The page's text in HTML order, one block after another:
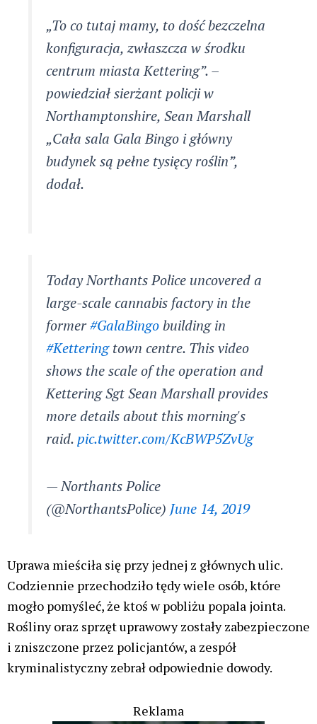
„To co tutaj mamy, to dość bezczelna
konfiguracja, zwłaszcza w środku
centrum miasta Kettering”. –
powiedział sierżant policji w
Northamptonshire, Sean Marshall
„Cała sala Gala Bingo i główny
budynek są pełne tysięcy roślin”,
dodał.
Today Northants Police uncovered a
large-scale cannabis factory in the
former#GalaBingobuilding in
#Ketteringtown centre. This video
shows the scale of the operation and
Kettering Sgt Sean Marshall provides
more details about this morning's
raid. pic.twitter.com/KcBWP5ZvUg
— Northants Police
(@NorthantsPolice) June 14, 2019
Uprawa mieściła się przy jednej z głównych ulic.
Codziennie przechodziło tędy wiele osób, które
mogło pomyśleć, że ktoś w pobliżu popala jointa.
Rośliny oraz sprzęt uprawowy zostały zabezpieczone
i zniszczone przez policjantów, a zespół
kryminalistyczny zebrał odpowiednie dowody.
Reklama